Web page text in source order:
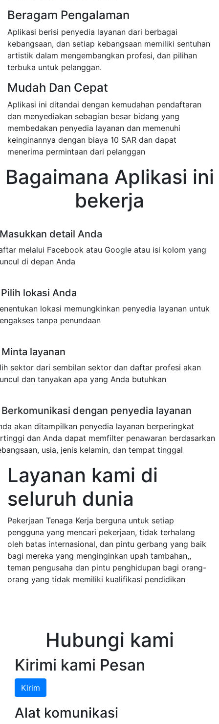
Beragam Pengalaman
Aplikasi berisi penyedia layanan dari berbagai
kebangsaan, dan setiap kebangsaan memiliki sentuhan
artistik dalam mengembangkan profesi, dan pilihan
terbuka untuk pelanggan.
Mudah Dan Cepat
Aplikasi ini ditandai dengan kemudahan pendaftaran
dan menyediakan sebagian besar bidang yang
membedakan penyedia layanan dan memenuhi
keinginannya dengan biaya 10 SAR dan dapat
menerima permintaan dari pelanggan
Bagaimana Aplikasi ini
bekerja
detail Anda
melalui Facebook atau Google atau isi kolom yang
di depan Anda
lokasi Anda
lokasi memungkinkan penyedia layanan untuk
tanpa penundaan
layanan
sektor dari sembilan sektor dan daftar profesi akan
dan tanyakan apa yang Anda butuhkan
dengan penyedia layanan
akan ditampilkan penyedia layanan berperingkat
dan Anda dapat memfilter penawaran berdasarkan
usia, jenis kelamin, dan tempat tinggal
Layanan kami di
seluruh dunia
Pekerjaan Tenaga Kerja berguna untuk setiap
pengguna yang mencari pekerjaan, tidak terhalang
oleh batas internasional, dan pintu gerbang yang baik
bagi mereka yang menginginkan upah tambahan,,
teman pengusaha dan pintu penghidupan bagi orang-
orang yang tidak memiliki kualifikasi pendidikan
Hubungi kami
Kirimi kami Pesan
Kirim
Alat komunikasi